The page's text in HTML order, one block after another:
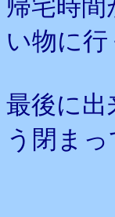
帰宅時
い物に行
最後に
う閉まっ